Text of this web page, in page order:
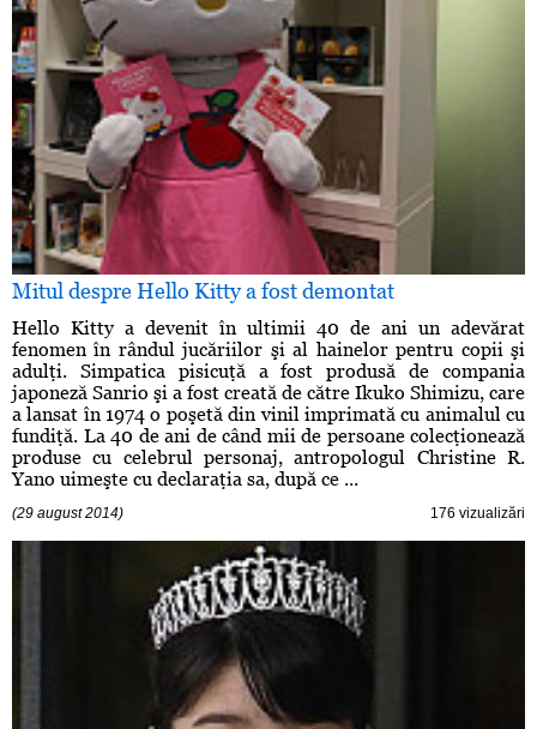
Mitul despre Hello Kitty a fost demontat
Hello Kitty a devenit în ultimii 40 de ani un adevărat
fenomen în rândul jucăriilor şi al hainelor pentru copii şi
adulţi. Simpatica pisicuţă a fost produsă de compania
japoneză Sanrio şi a fost creată de către Ikuko Shimizu, care
a lansat în 1974 o poşetă din vinil imprimată cu animalul cu
fundiţă. La 40 de ani de când mii de persoane colecţionează
produse cu celebrul personaj, antropologul Christine R.
Yano uimeşte cu declaraţia sa, după ce ...
(29 august 2014) 176 vizualizări